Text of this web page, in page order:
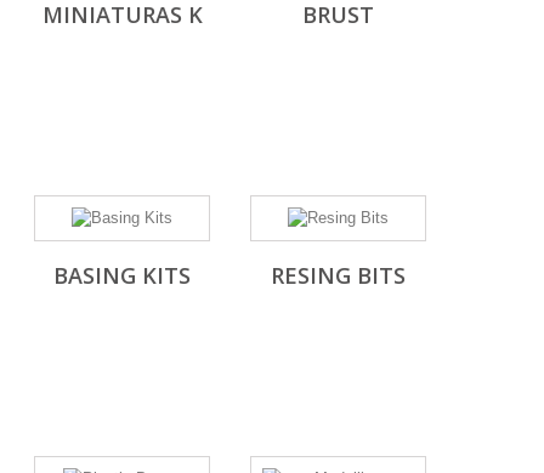
MINIATURAS K BRUST
BASING KITS RESING BITS